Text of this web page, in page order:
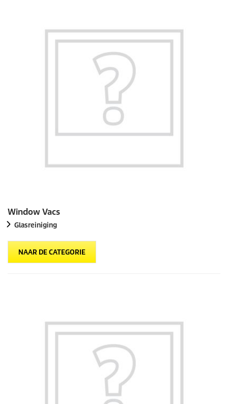
Window Vacs
Glasreiniging
NAAR DE CATEGORIE